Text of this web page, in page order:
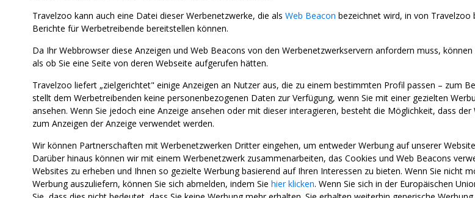
Travelzoo kann auch eine Datei dieser Werbenetzwerke, die als Web Beacon bezeichnet wird, in von Travelzoo
Berichte für Werbetreibende bereitstellen können.
Da Ihr Webbrowser diese Anzeigen und Web Beacons von den Werbenetzwerkservern anfordern muss,
als ob Sie eine Seite von deren Webseite aufgerufen hätten.
Travelzoo liefert „zielgerichtet" einige Anzeigen an Nutzer aus, die zu einem bestimmten Profil passen – zum
stellt dem Werbetreibenden keine personenbezogenen Daten zur Verfügung, wenn Sie mit einer gezielten
ansehen. Wenn Sie jedoch eine Anzeige ansehen oder mit dieser interagieren, besteht die Möglichkeit, dass
zum Anzeigen der Anzeige verwendet werden.
Wir können Partnerschaften mit Werbenetzwerken Dritter eingehen, um entweder Werbung auf unserer
Darüber hinaus können wir mit einem Werbenetzwerk zusammenarbeiten, das Cookies und Web Beacons
Websites zu erheben und Ihnen so gezielte Werbung basierend auf Ihren Interessen zu bieten. Wenn Sie nicht
Werbung auszuliefern, können Sie sich abmelden, indem Sie hier klicken. Wenn Sie sich in der Europäischen